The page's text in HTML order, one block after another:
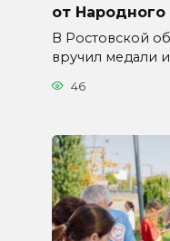
от
В Ростовской
вручил медали и
46